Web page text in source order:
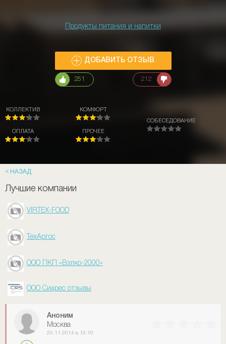
Продукты питания и напитки
ДОБАВИТЬ ОТЗЫВ
251 212
КОЛЛЕКТИВ
ОПЛАТА
КОМФОРТ
ПРОЧЕЕ
СОБЕСЕДОВАНИЕ
НАЗАД
Лучшие компании
VIRTEX-FOOD
ТехАргос
ООО ПКП «Вэлко-2000»
ООО Сиарес отзывы
Аноним
Москва
25.11.2014 в 12:10